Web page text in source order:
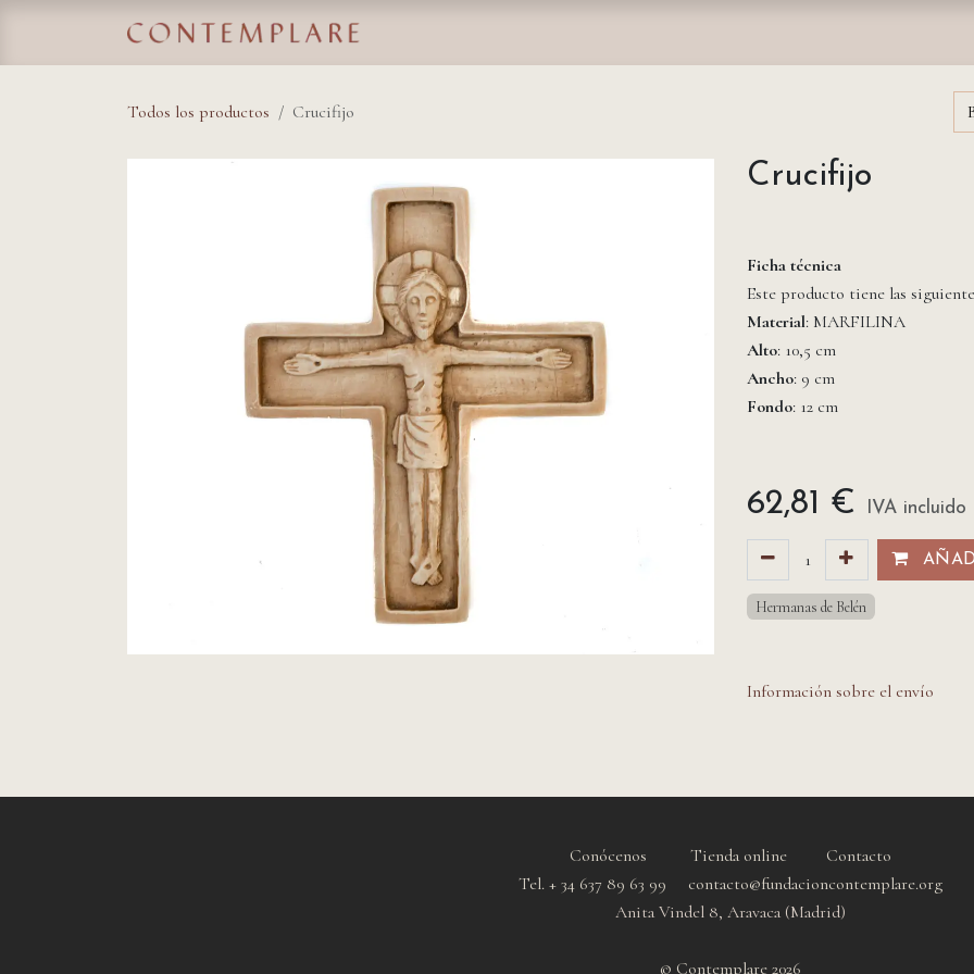
Todos los productos Crucifijo
Crucifijo
Ficha técnica
Este producto tiene las
Material: MARFILINA
Alto: 10,5 cm
Ancho: 9 cm
Fondo: 12 cm
62,81 € IVA incluido
Hermanas de Belén
Información sobre el envío
Conócenos Tienda online
Contacto
Tel. + 34 637 89 63 99 contacto@fundacioncontemplare.org
Anita Vindel 8, Aravaca (Madrid)
© Contemplare 2026